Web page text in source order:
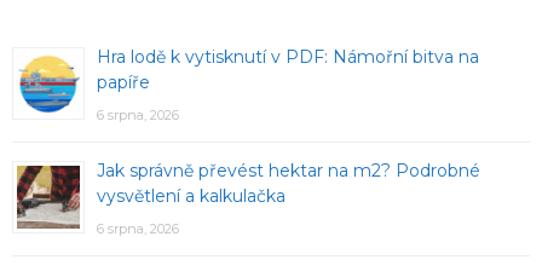
Hra lodě k vytisknutí v PDF: Námořní bitva na
papíře
6 srpna, 2026
Jak správně převést hektar na m2? Podrobné
vysvětlení a kalkulačka
6 srpna, 2026